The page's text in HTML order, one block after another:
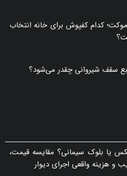
کدام کفپوش برای خانه انتخاب
سقف شیروانی چقدر می‌شود؟
یا بلوک سیمانی؟ مقایسه قیمت،
و هزینه واقعی اجرای دیوار